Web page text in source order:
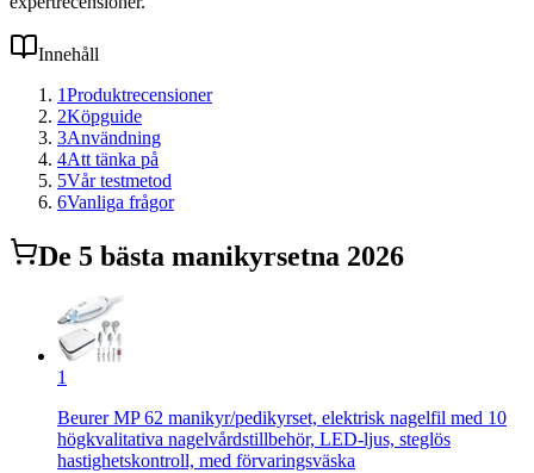
Innehåll
1Produktrecensioner
2Köpguide
3Användning
4Att tänka på
5Vår testmetod
6Vanliga frågor
De 5 bästa manikyrsetna 2026
1
Beurer MP 62 manikyr/pedikyrset, elektrisk nagelfil med 10
högkvalitativa nagelvårdstillbehör, LED-ljus, steglös
hastighetskontroll, med förvaringsväska